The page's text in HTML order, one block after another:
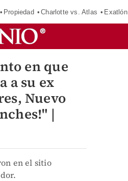
Propiedad Charlotte vs. Atlas Exatlón
en que
a su ex
Nuevo
|
en el sitio